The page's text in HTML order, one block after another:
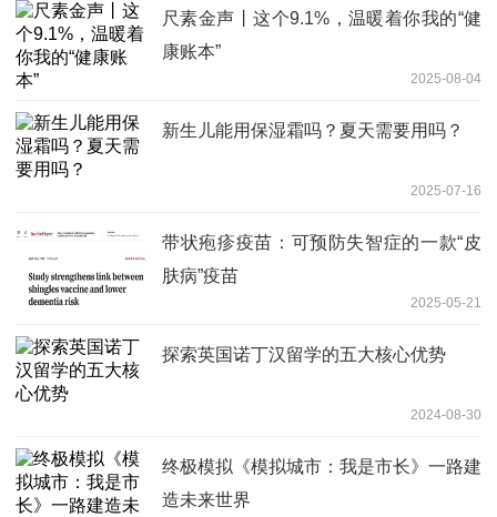
尺素金声丨这个9.1%，温暖着你我的“健
康账本”
2025-08-04
新生儿能用保湿霜吗？夏天需要用吗？
2025-07-16
带状疱疹疫苗：可预防失智症的一款“皮
肤病”疫苗
2025-05-21
探索英国诺丁汉留学的五大核心优势
2024-08-30
终极模拟《模拟城市：我是市长》一路建
造未来世界